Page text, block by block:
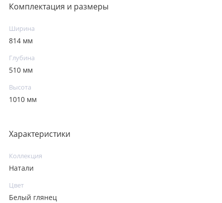
Комплектация и размеры
Ширина
814 мм
Глубина
510 мм
Высота
1010 мм
Характеристики
Коллекция
Натали
Цвет
Белый глянец